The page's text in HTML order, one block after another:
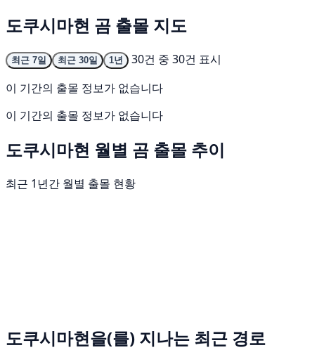
도쿠시마현 곰 출몰 지도
최근 7일 최근 30일 1년
30건 중 30건 표시
이 기간의 출몰 정보가 없습니다
이 기간의 출몰 정보가 없습니다
도쿠시마현 월별 곰 출몰 추이
최근 1년간 월별 출몰 현황
도쿠시마현을(를) 지나는 최근 경로